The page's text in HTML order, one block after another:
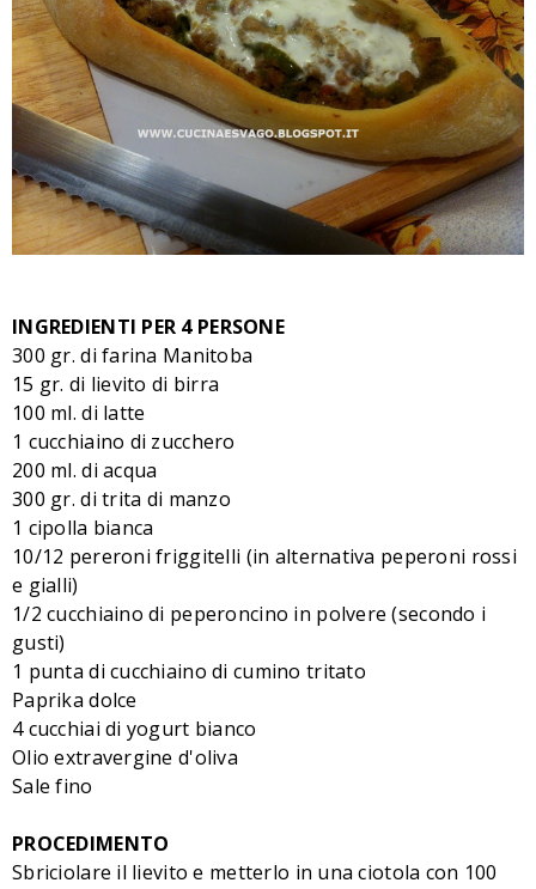
INGREDIENTI PER 4 PERSONE
300 gr. di farina Manitoba
15 gr. di lievito di birra
100 ml. di latte
1 cucchiaino di zucchero
200 ml. di acqua
300 gr. di trita di manzo
1 cipolla bianca
10/12 pereroni friggitelli (in alternativa peperoni rossi
e gialli)
1/2 cucchiaino di peperoncino in polvere (secondo i
gusti)
1 punta di cucchiaino di cumino tritato
Paprika dolce
4 cucchiai di yogurt bianco
Olio extravergine d'oliva
Sale fino
PROCEDIMENTO
Sbriciolare il lievito e metterlo in una ciotola con 100